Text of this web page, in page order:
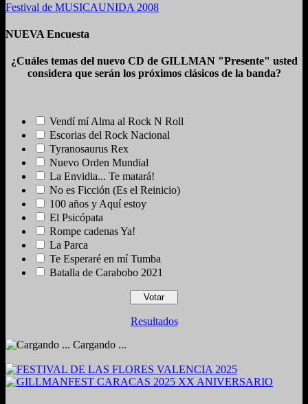
Festival de MUSICAUNIDA 2008
NUEVA Encuesta
¿Cuáles temas del nuevo CD de GILLMAN "Presente" usted
considera que serán los próximos clásicos de la banda?
Vendí mí Alma al Rock N Roll
Escorias del Rock Nacional
Tyranosaurus Rex
Nuevo Orden Mundial
La Envidia... Te matará!
No es Ficción (Es el Reinicio)
100 años y Aquí estoy
El Psicópata
Rompe cadenas Ya!
La Parca
Te Esperaré en mí Tumba
Batalla de Carabobo 2021
Resultados
Cargando ...